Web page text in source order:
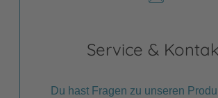
Service &
Du hast Fragen zu unseren